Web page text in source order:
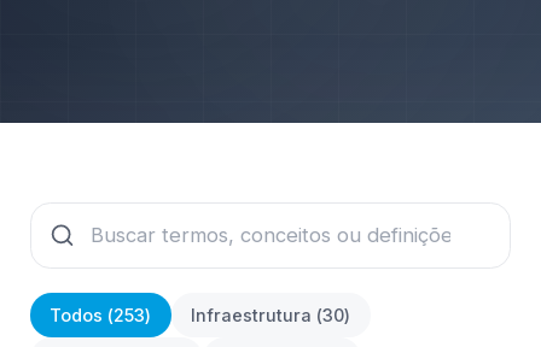
Todos (253) Infraestrutura (30)